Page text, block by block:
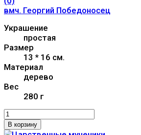
вмч. Георгий Победоносец
Украшение
простая
Размер
13 * 16 см.
Материал
дерево
Вес
280 г
В корзину